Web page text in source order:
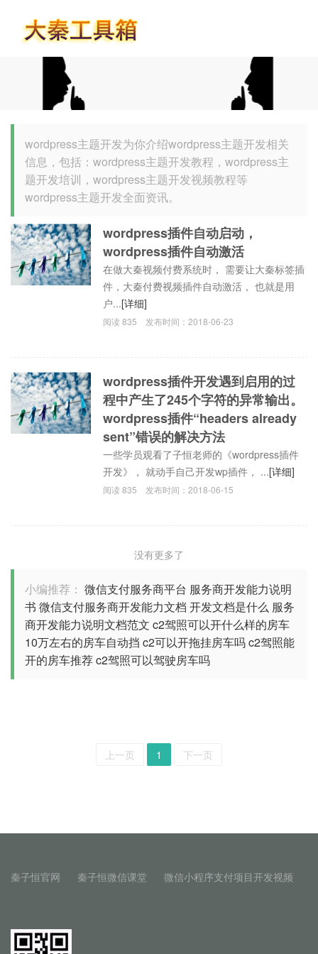
wordpress主题开发为你介绍wordpress主题开发相关
信息，包括：wordpress主题开发教程，wordpress主
题开发培训，wordpress主题开发视频教程等
wordpress主题开发全面资讯。
wordpress插件自动启动，
wordpress插件自动激活
在做大秦视频付费系统时， 需要让大秦标签插
件，大秦付费视频插件自动激活， 也就是用
户...[详细]
阅读835 发布时间：2018-06-23
wordpress插件开发遇到启用的过
程中产生了245个字符的异常输出。
wordpress插件“headers already
sent”错误的解决方法
一些学员观看了子恒老师的《wordpress插件
开发》， 就动手自己开发wp插件， ...[详细]
阅读835 发布时间：2018-06-15
没有更多了
小编推荐： 微信支付服务商平台 服务商开发能力说明
书 微信支付服务商开发能力文档 开发文档是什么 服务
商开发能力说明文档范文 c2驾照可以开什么样的房车
10万左右的房车自动挡 c2可以开拖挂房车吗c2驾照能
开的房车推荐c2驾照可以驾驶房车吗
上一页 1 下一页
秦子恒官网 秦子恒微信课堂 微信小程序支付项目开发视频